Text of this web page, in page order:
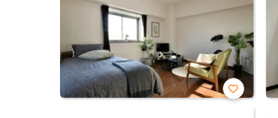
お気